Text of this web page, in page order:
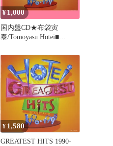
¥1,000
国内盤CD★布袋寅
泰/Tomoyasu Hotei■
1999
【TOCT24151/4988006160
859】A06149
¥ 1,580
GREATEST HITS 1990-